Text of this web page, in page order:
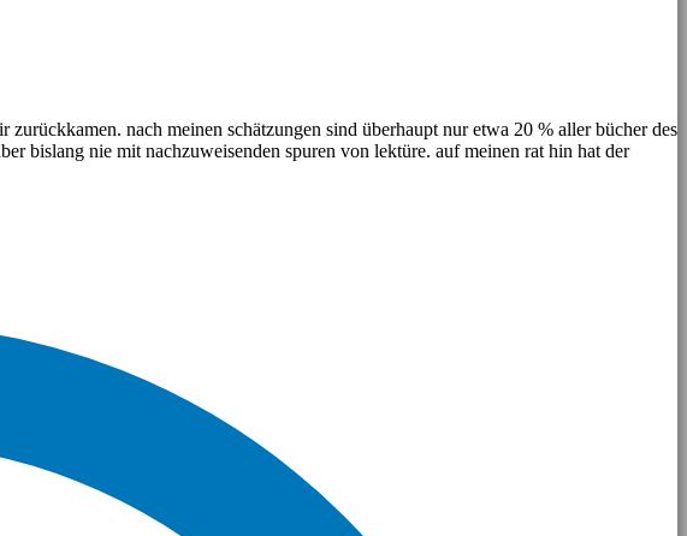
nach meinen schätzungen sind überhaupt nur etwa 20 % aller bücher des
bislang nie mit nachzuweisenden spuren von lektüre. auf meinen rat hin hat der